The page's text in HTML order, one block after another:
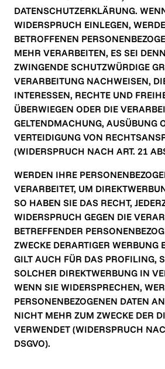
DATENSCHUTZERKLÄRUNG.
WIDERSPRUCH EINLEGEN,
BETROFFENEN
MEHR VERARBEITEN, ES SEI
ZWINGENDE SCHUTZWÜRDIGE
VERARBEITUNG NACHWEISEN,
INTERESSEN, RECHTE UND
ÜBERWIEGEN ODER DIE
GELTENDMACHUNG, AUSÜBUNG
VERTEIDIGUNG VON
(WIDERSPRUCH NACH ART. 21
WERDEN IHRE
VERARBEITET, UM
SO HABEN SIE DAS RECHT,
WIDERSPRUCH GEGEN DIE
BETREFFENDER
ZWECKE DERARTIGER WERBUNG
GILT AUCH FÜR DAS PROFILING,
SOLCHER DIREKTWERBUNG IN
WENN SIE WIDERSPRECHEN,
PERSONENBEZOGENEN DATEN
NICHT MEHR ZUM ZWECKE DER
VERWENDET (WIDERSPRUCH
DSGVO).